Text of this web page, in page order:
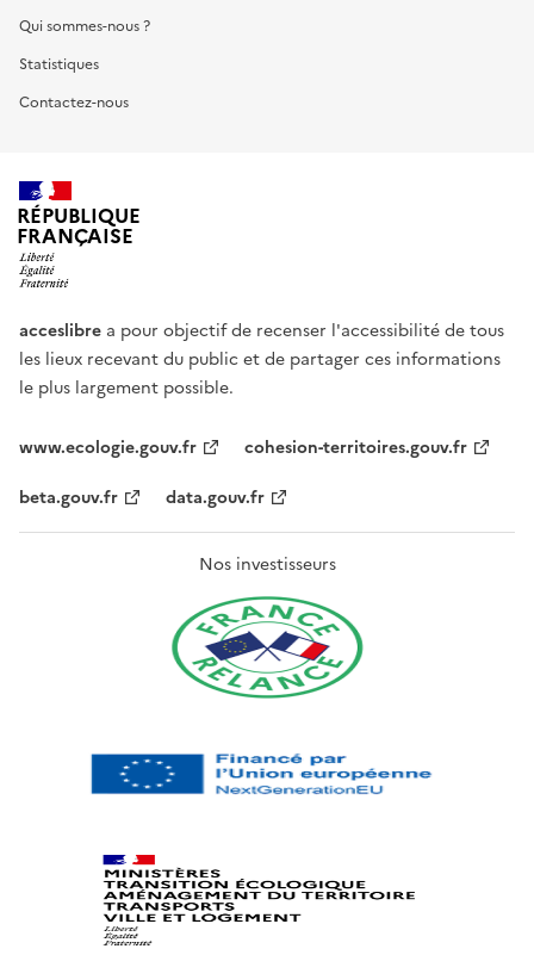
Qui sommes-nous ?
Statistiques
Contactez-nous
RÉPUBLIQUE
FRANÇAISE
acceslibre a pour objectif de recenser l'accessibilité de tous
les lieux recevant du public et de partager ces informations
le plus largement possible.
www.ecologie.gouv.fr
cohesion-territoires.gouv.fr
beta.gouv.fr
data.gouv.fr
Nos investisseurs